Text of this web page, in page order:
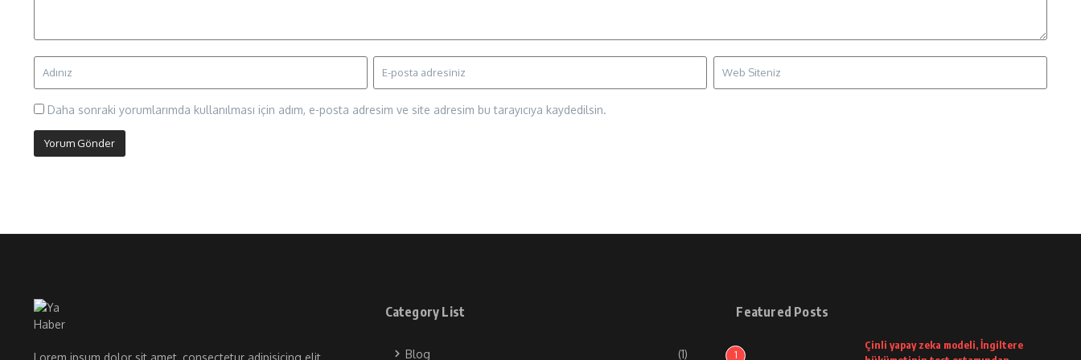
Daha sonraki yorumlarımda kullanılması için adım, e-posta adresim ve site adresim bu tarayıcıya kaydedilsin.
Lorem ipsum dolor sit amet, consectetur adipisicing elit.
Category List
Blog (1)
Featured Posts
1
Çinli yapay zeka modeli, İngiltere